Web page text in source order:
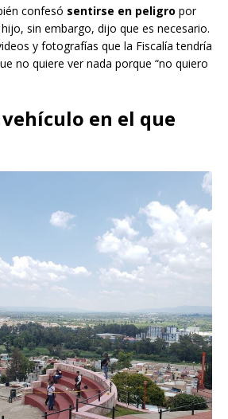
confesó sentirse en peligro por
sin embargo, dijo que es necesario.
y fotografías que la Fiscalía tendría
no quiere ver nada porque “no quiero
en el que